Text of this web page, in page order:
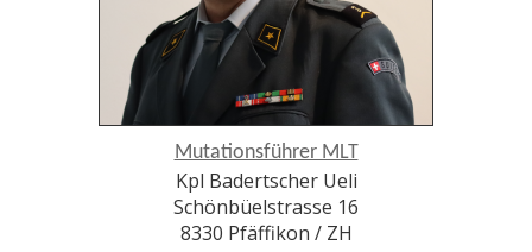
Mutationsführer MLT
Kpl Badertscher Ueli
Schönbüelstrasse 16
8330 Pfäffikon / ZH